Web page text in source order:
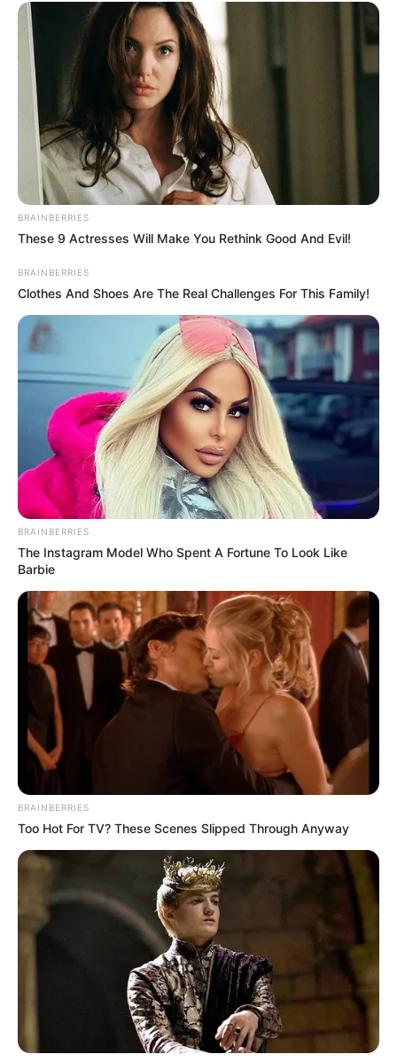
Erlebnisbad Schaumberg - Am Fuße des
Schaumbergs gibt es einen Erlebnispark, zu dem
auch ein mit Innenbecken, Riesenrutsche,
Strömungskanal und Sauna ausgestattetes
ganzjähriges geöffnetes Freizeit- und Erholungsbad
gehört. Informationen unterErlebnisbad Schaumber
g.
Hier gibt es eine weitere Auflistung von
ür den Kindergeburtstag im gesamten Saarland
AlleKinderausflugsziele für Merzig und Mettlach
Puzzle
Kinderausflugsziele in ganz Deutschland:
Hier geht es zu denKinderausflugszielen in ganz
Deutschland
Passend zum Thema Kindergeburtstag gibt es auch
Backideen für die Geburtstagsfeier ,Geschenkideen für
den KindergeburtstagsowieSpiele und Partyideen zum
Kindergeburtstag
BRAINBERRIES
These 9 Actresses Will Make You Rethink Good And Evil!
BRAINBERRIES
Clothes And Shoes Are The Real Challenges For This Family!
BRAINBERRIES
The Instagram Model Who Spent A Fortune To Look Like
Barbie
BRAINBERRIES
Too Hot For TV? These Scenes Slipped Through Anyway